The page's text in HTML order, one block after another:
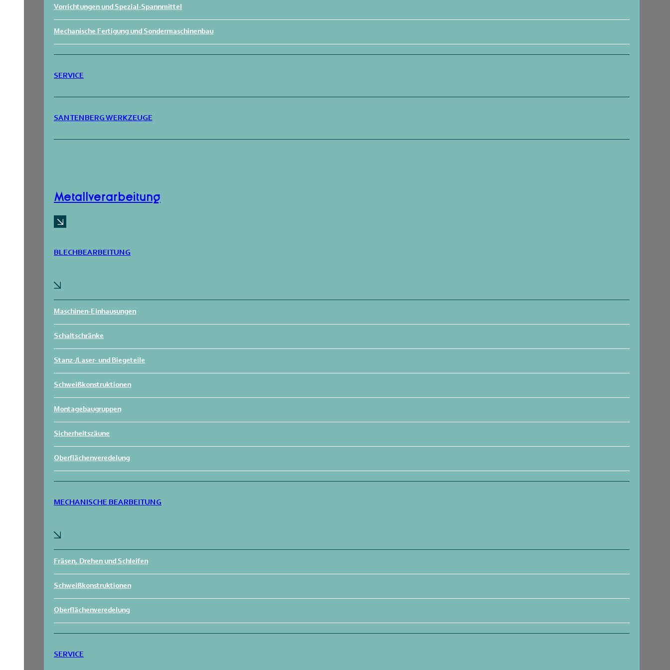
Vorrichtungen und Spezial-Spannmittel
Mechanische Fertigung und Sondermaschinenbau
SERVICE
SANTENBERG WERKZEUGE
Metallverarbeitung
BLECHBEARBEITUNG
Maschinen-Einhausungen
Schaltschränke
Stanz-/Laser- und Biegeteile
Schweißkonstruktionen
Montagebaugruppen
Sicherheitszäune
Oberflächenveredelung
MECHANISCHE BEARBEITUNG
Fräsen, Drehen und Schleifen
Schweißkonstruktionen
Oberflächenveredelung
SERVICE